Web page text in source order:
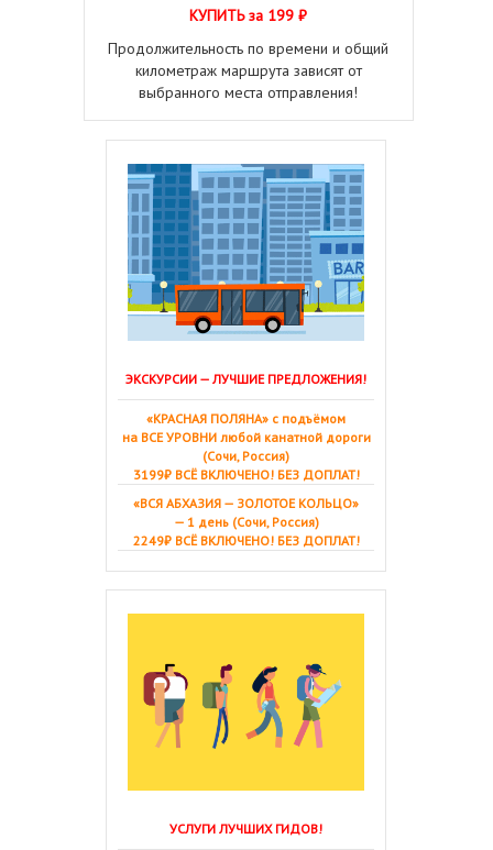
КУПИТЬ за 199 ₽
Продолжительность по времени и общий
километраж маршрута зависят от
выбранного места отправления!
ЭКСКУРСИИ — ЛУЧШИЕ ПРЕДЛОЖЕНИЯ!
«КРАСНАЯ ПОЛЯНА» с подъёмом
на ВСЕ УРОВНИ любой канатной дороги
(Сочи, Россия)
3199₽ ВСЁ ВКЛЮЧЕНО! БЕЗ ДОПЛАТ!
«ВСЯ АБХАЗИЯ — ЗОЛОТОЕ КОЛЬЦО»
— 1 день (Сочи, Россия)
2249₽ ВСЁ ВКЛЮЧЕНО! БЕЗ ДОПЛАТ!
УСЛУГИ ЛУЧШИХ ГИДОВ!